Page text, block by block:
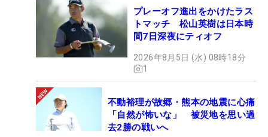
そんなマキロイの主張を耳にして、「LIVEゴルフの
派手なチーム戦は好きになれない」と眉をひそめる
人々は少なくない。だが、今大会でマキロイとロー
リーの厚い友情で結ばれた熱い戦いぶりを目にした
結果、「こういうチーム戦なら悪くないかも」と心
を動かされたPGAツアーのファンは、きっと数多く
いたのではないだろうか。
プレーオフ進出をかけたラス
トマッチ 松山英樹は日本時
間7日深夜にティオフ
2026年8月5日 (水) 08時18分
1
不動裕理が故郷・熊本の地震に心痛
「自然が怖いな」 被災地を思い過
去2勝の戦いへ